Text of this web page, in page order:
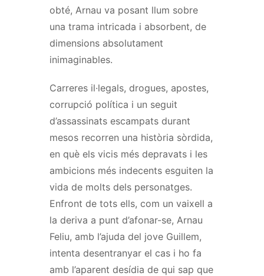
obté, Arnau va posant llum sobre
una trama intricada i absorbent, de
dimensions absolutament
inimaginables.
Carreres il·legals, drogues, apostes,
corrupció política i un seguit
d’assassinats escampats durant
mesos recorren una història sòrdida,
en què els vicis més depravats i les
ambicions més indecents esguiten la
vida de molts dels personatges.
Enfront de tots ells, com un vaixell a
la deriva a punt d’afonar-se, Arnau
Feliu, amb l’ajuda del jove Guillem,
intenta desentranyar el cas i ho fa
amb l’aparent desídia de qui sap que